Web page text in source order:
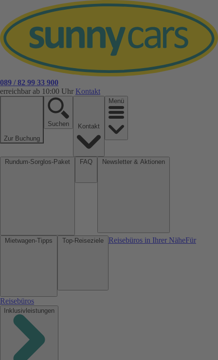
089 / 82 99 33 900
erreichbar ab 10:00 Uhr Kontakt
Zur Buchung
Suchen
Menü
Reisebüros in Ihrer NäheFür
Reisebüros
Inklusivleistungen